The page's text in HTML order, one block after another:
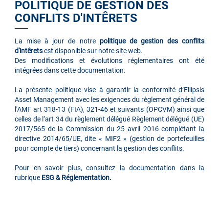
POLITIQUE DE GESTION DES
CONFLITS D'INTÊRETS
La mise à jour de notre politique de gestion des conflits
d'intêretsest disponible sur notre site web.
Des modifications et évolutions réglementaires ont été
intégrées dans cette documentation.
La présente politique vise à garantir la conformité d’Ellipsis
Asset Management avec les exigences du règlement général de
l’AMF art 318-13 (FIA), 321-46 et suivants (OPCVM) ainsi que
celles de l’art 34 du règlement délégué Règlement délégué (UE)
2017/565 de la Commission du 25 avril 2016 complétant la
directive 2014/65/UE, dite « MIF2 » (gestion de portefeuilles
pour compte de tiers) concernant la gestion des conflits.
Pour en savoir plus, consultez la documentation dans la
rubrique ESG & Réglementation.